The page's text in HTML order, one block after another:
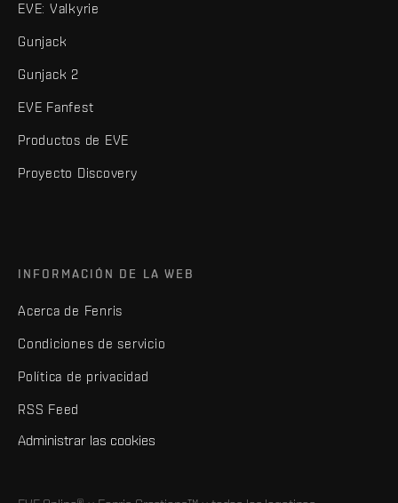
EVE: Valkyrie
Gunjack
Gunjack 2
EVE Fanfest
Productos de EVE
Proyecto Discovery
INFORMACIÓN DE LA WEB
Acerca de Fenris
Condiciones de servicio
Política de privacidad
RSS Feed
Administrar las cookies